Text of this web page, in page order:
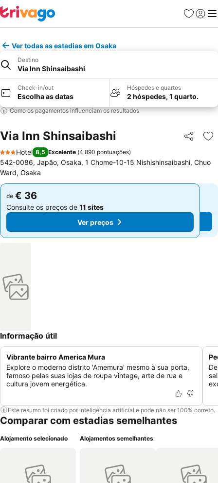
Favoritos
Iniciar
Ver todas as estadias em Osaka
Destino
Via Inn Shinsaibashi
Check-in/out
Escolha as datas
Hóspedes e quartos
2 hóspedes, 1 quarto.
Como os pagamentos influenciam os resultados
Via Inn Shinsaibashi Partilhar
3 Estrelas
Hotel 8,5 Excelente (4.890 pontuações)
542-0086, Japão, Osaka, 1 Chome-10-15 Nishishinsaibashi, Chuo
Ward, Osaka
de € 36
Consulte os preços de 11 sites
Ver preços
de € 36
Consulte os preços de 11 sites
Ver preços
Informação útil
Vibrante bairro America Mura
Explore o moderno distrito 'Amemura' mesmo à sua porta,
famoso pelas suas lojas de roupa vintage, arte de rua e
cultura jovem energética.
Este resumo foi criado por inteligência artificial e pode não ser 100% correto.
Comparar com estadias semelhantes
Alojamento selecionado Alojamentos semelhantes